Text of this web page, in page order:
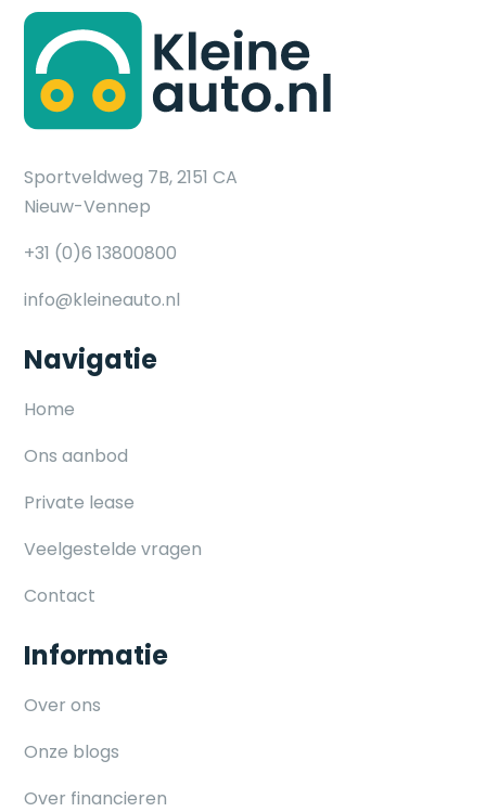
Sportveldweg 7B, 2151 CA
Nieuw-Vennep
+31 (0)6 13800800
info@kleineauto.nl
Navigatie
Home
Ons aanbod
Private lease
Veelgestelde vragen
Contact
Informatie
Over ons
Onze blogs
Over financieren